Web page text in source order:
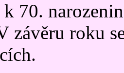
k 70.
závěru roku